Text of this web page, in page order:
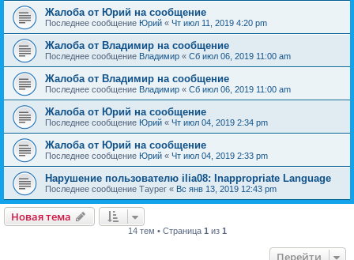
Жалоба от Юрий на сообщение
Последнее сообщение Юрий « Чт июл 11, 2019 4:20 pm
Жалоба от Владимир на сообщение
Последнее сообщение Владимир « Сб июл 06, 2019 11:00 am
Жалоба от Владимир на сообщение
Последнее сообщение Владимир « Сб июл 06, 2019 11:00 am
Жалоба от Юрий на сообщение
Последнее сообщение Юрий « Чт июл 04, 2019 2:34 pm
Жалоба от Юрий на сообщение
Последнее сообщение Юрий « Чт июл 04, 2019 2:33 pm
Нарушение пользователю ilia08: Inappropriate Language
Последнее сообщение Таурег « Вс янв 13, 2019 12:43 pm
Новая тема
14 тем • Страница 1 из 1
Перейти